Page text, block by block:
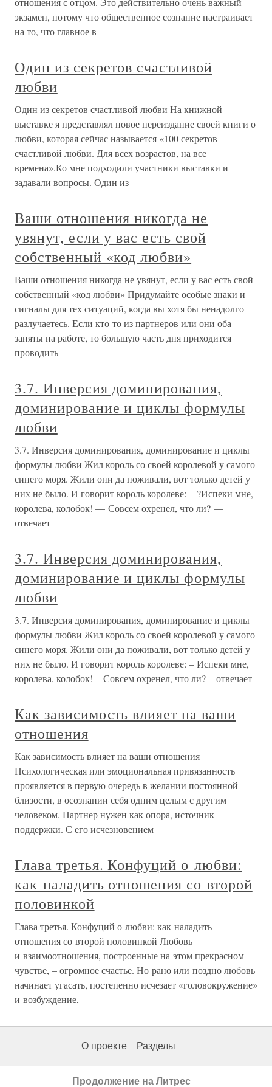
экзамен, потому что общественное сознание настраивает
на то, что главное в
Один из секретов счастливой
любви
Один из секретов счастливой любви На книжной
выставке я представлял новое переиздание своей книги о
любви, которая сейчас называется «100 секретов
счастливой любви. Для всех возрастов, на все
времена».Ко мне подходили участники выставки и
задавали вопросы. Один из
Ваши отношения никогда не
увянут, если у вас есть свой
собственный «код любви»
Ваши отношения никогда не увянут, если у вас есть свой
собственный «код любви» Придумайте особые знаки и
сигналы для тех ситуаций, когда вы хотя бы ненадолго
разлучаетесь. Если кто-то из партнеров или они оба
заняты на работе, то большую часть дня приходится
проводить
3.7. Инверсия доминирования,
доминирование и циклы формулы
любви
3.7. Инверсия доминирования, доминирование и циклы
формулы любви Жил король со своей королевой у самого
синего моря. Жили они да поживали, вот только детей у
них не было. И говорит король королеве: – ?Испеки мне,
королева, колобок! — Совсем охренел, что ли? —
отвечает
3.7. Инверсия доминирования,
доминирование и циклы формулы
любви
3.7. Инверсия доминирования, доминирование и циклы
формулы любви Жил король со своей королевой у самого
синего моря. Жили они да поживали, вот только детей у
них не было. И говорит король королеве: – Испеки мне,
королева, колобок! – Совсем охренел, что ли? – отвечает
Как зависимость влияет на ваши
отношения
Как зависимость влияет на ваши отношения
Психологическая или эмоциональная привязанность
проявляется в первую очередь в желании постоянной
близости, в осознании себя одним целым с другим
человеком. Партнер нужен как опора, источник
поддержки. С его исчезновением
Глава третья. Конфуций о любви:
как наладить отношения со второй
половинкой
Глава третья. Конфуций о любви: как наладить
отношения со второй половинкой Любовь
и взаимоотношения, построенные на этом прекрасном
чувстве, – огромное счастье. Но рано или поздно любовь
начинает угасать, постепенно исчезает «головокружение»
и возбуждение,
О проекте Разделы
Продолжение на Литрес